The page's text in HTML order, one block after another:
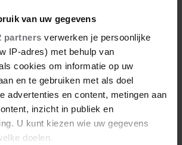
van uw gegevens
partners verwerken je persoonlijke
IP-adres) met behulp van
cookies om informatie op uw
en te gebruiken met als doel
advertenties en content, metingen aan
inzicht in publiek en
U kunt kiezen wie uw gegevens
doelen.
dingen die je leven
(en weinig tijd